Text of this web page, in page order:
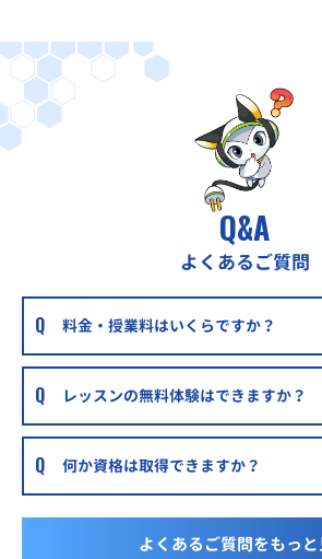
Q&A
よくあるご質問
料金・授業料はいくらですか？
レッスンの無料体験はできますか？
何か資格は取得できますか？
よくあるご質問をもっと